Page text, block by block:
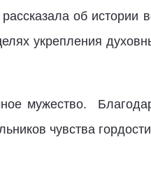
об истории
укрепления
мужество.
чувства